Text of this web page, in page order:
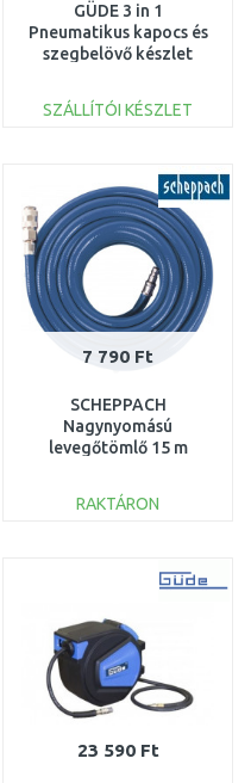
GÜDE 3 in 1
Pneumatikus kapocs és
szegbelövő készlet
SZÁLLÍTÓI KÉSZLET
Összehasonlítás
7 790 Ft
SCHEPPACH
Nagynyomású
levegőtömlő 15 m
RAKTÁRON
Összehasonlítás
23 590 Ft